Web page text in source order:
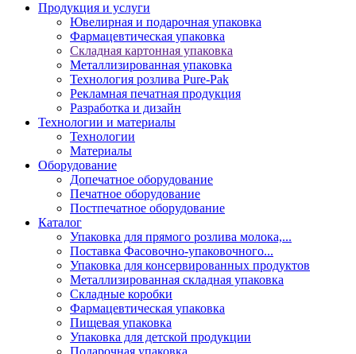
Продукция и услуги
Ювелирная и подарочная упаковка
Фармацевтическая упаковка
Складная картонная упаковка
Металлизированная упаковка
Технология розлива Pure-Pak
Рекламная печатная продукция
Разработка и дизайн
Технологии и материалы
Технологии
Материалы
Оборудование
Допечатное оборудование
Печатное оборудование
Постпечатное оборудование
Каталог
Упаковка для прямого розлива молока,...
Поставка Фасовочно-упаковочного...
Упаковка для консервированных продуктов
Металлизированная складная упаковка
Складные коробки
Фармацевтическая упаковка
Пищевая упаковка
Упаковка для детской продукции
Подарочная упаковка